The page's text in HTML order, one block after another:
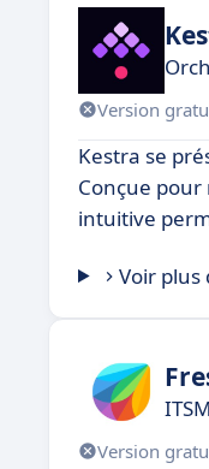
Version
Kestra se
Conçue
intuitive
Voir plus
Version